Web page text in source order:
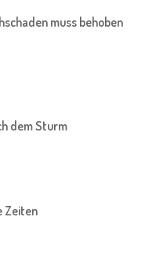
muss behoben
dem Sturm
Zeiten